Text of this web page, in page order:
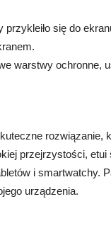
przykleiło się do
warstwy ochronne,
rozwiązanie,
przejrzystości,
i smartwatchy.
urządzenia.